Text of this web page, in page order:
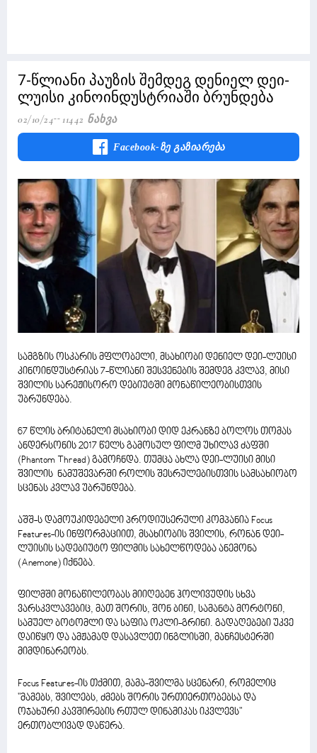
7-წლიანი პაუზის შემდეგ დენიელ დეი-
ლუისი კინოინდუსტრიაში ბრუნდება
02/10/24 11442 Ნახვა
Facebook-Ზე Გაზიარება
სამგზის ოსკარის მფლობელი, მსახიობი დენიელ დეი-ლუისი
კინოინდუსტრიას 7-წლიანი შესვენების შემდეგ კვლავ, მისი
შვილის სარეჟისორო დებიუტში მონაწილეობისთვის
უბრუნდება.
67 წლის ბრიტანელი მსახიობი დიდ ეკრანზე ბოლოს თომას
ანდერსონის 2017 წელს გამოსულ ფილმ უხილავ ძაფში
(Phantom Thread) გამოჩნდა. თუმცა ახლა დეი-ლუისი მისი
შვილის ნამუშევარში როლის შესრულებისთვის სამსახიობო
სცენას კვლავ უბრუნდება.
აშშ-ს დამოუკიდებელი პროდიუსერული კომპანია Focus
Features-ის ინფორმაციით, მსახიობის შვილის, რონან დეი-
ლუისის სადებიუტო ფილმის სახელწოდება ანემონა
(Anemone) იქნება.
ფილმში მონაწილეობას მიიღებენ ჰოლივუდის სხვა
ვარსკვლავებიც, მათ შორის, შონ ბინი, სამანტა მორტონი,
სამუელ ბოტომლი და საფია ოკლი-გრინი. გადაღებები უკვე
დაიწყო და ამჟამად დასავლეთ ინგლისში, მანჩესტერში
მიმდინარეობს.
Focus Features-ის თქმით, მამა-შვილმა სცენარი, რომელიც
"მამებს, შვილებს, ძმებს შორის ურთიერთობებსა და
ოჯახური კავშირების რთულ დინამიკას იკვლევს"
ერთობლივად დაწერა.